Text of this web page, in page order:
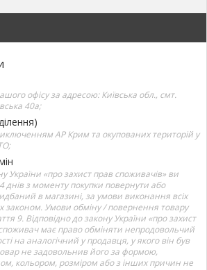
офісу за адресою: Київська обл., смт.
40а;
АР Крим та окупованих територій у
України «про захист прав споживачів» ви
днів з моменту покупки повернути або
в магазині, за умови виконання всіх
законом. Умови обміну / повернення товару
9. Відповідно до закону України «про захист
має право обміняти непродовольчий
на аналогічний у продавця, у якого він був
не задовольнив його за формою,
кольором, розміром або з інших причин не